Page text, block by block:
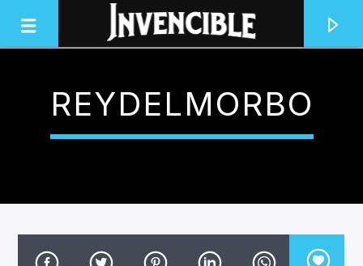
INVENCIBLE RADIO
JUNTOS SOMOS INVENCIBLES
REYDELMORBO